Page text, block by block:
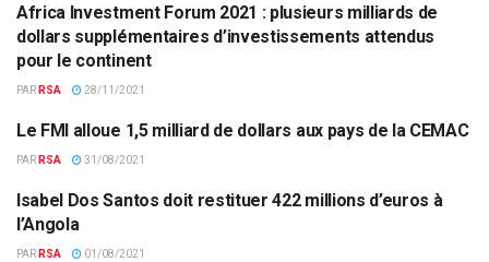
ECONOMIE & FINANCES
Africa Investment Forum 2021 : plusieurs milliards de
dollars supplémentaires d’investissements attendus
pour le continent
PAR RSA 28/11/2021
ECONOMIE & FINANCES
Le FMI alloue 1,5 milliard de dollars aux pays de la CEMAC
PAR RSA 31/08/2021
FINANCES PUBLIQUES
Isabel Dos Santos doit restituer 422 millions d’euros à
l’Angola
PAR RSA 01/08/2021